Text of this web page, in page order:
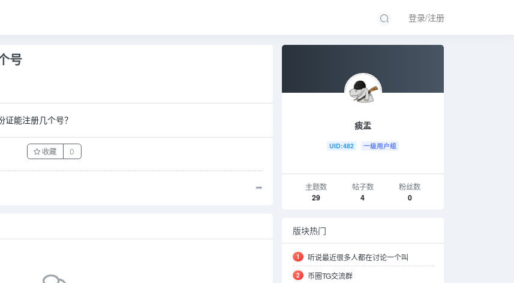
登录/注册
号
能注册几个号？
收藏 0
➦
痰盂
UID:482 一级用户组
主题数
29
帖子数
4
粉丝数
0
版块热门
1
听说最近很多人都在讨论一个叫
ZHINWAVE的AI平台，它到底特别在哪？
2 币圈TG交流群